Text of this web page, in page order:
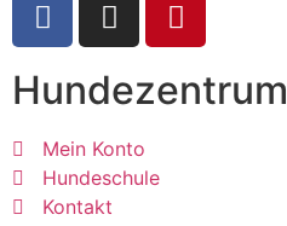
Hundezentrum
Mein Konto
Hundeschule
Kontakt